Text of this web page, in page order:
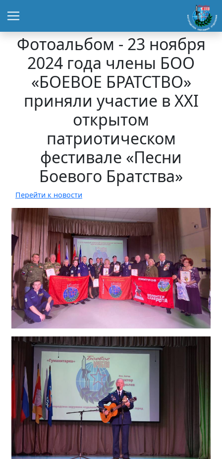
Фотоальбом - 23 ноября
2024 года члены БОО
«БОЕВОЕ БРАТСТВО»
приняли участие в XXI
открытом
патриотическом
фестивале «Песни
Боевого Братства»
Перейти к новости